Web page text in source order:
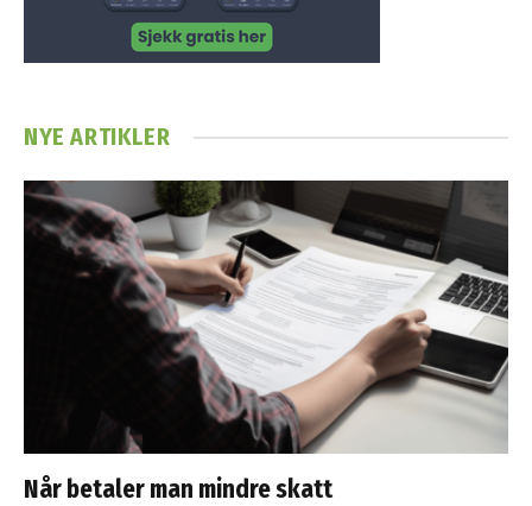
NYE ARTIKLER
Når betaler man mindre skatt